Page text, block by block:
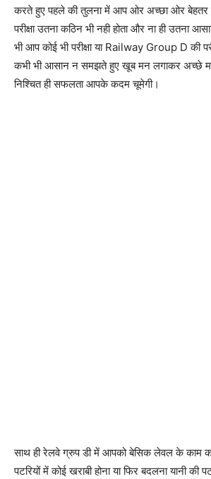
करते हुए पहले की तुलना में आप ओर अच्छा ओर
परीक्षा उतना कठिन भी नही होता और ना ही उतना
भी आप कोई भी परीक्षा या Railway Group D की
कभी भी आसान न समझते हुए खूब मन लगाकर अच्छे
निश्चित ही सफलता आपके कदम चूमेगी।
साथ ही रेलवे ग्रुप डी में आपको बेसिक लेवल के काम
पटरियों में कोई खराबी होना या फिर बदलना यानी की